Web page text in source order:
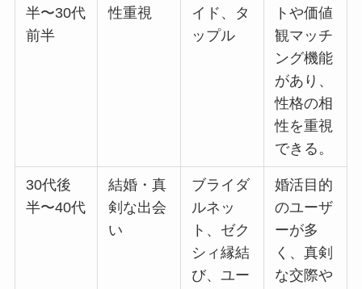
半〜30代
前半
性重視
イド、タ
ップル
トや価値
観マッチ
ング機能
があり、
性格の相
性を重視
できる。
30代後
半〜40代
結婚・真
剣な出会
い
ブライダ
ルネッ
ト、ゼク
シィ縁結
び、ユー
婚活目的
のユーザ
ーが多
く、真剣
な交際や